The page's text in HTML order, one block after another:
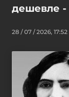
дешевле
28 / 07 / 2026, 17:52